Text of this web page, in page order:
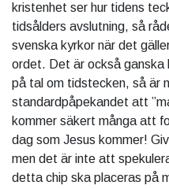
kristenhet ser hur tidens
tidsålders avslutning, så
svenska kyrkor när det
ordet. Det är också
på tal om tidstecken, så är
standardpåpekandet att
kommer säkert många att
dag som Jesus kommer!
men det är inte att
detta chip ska placeras på